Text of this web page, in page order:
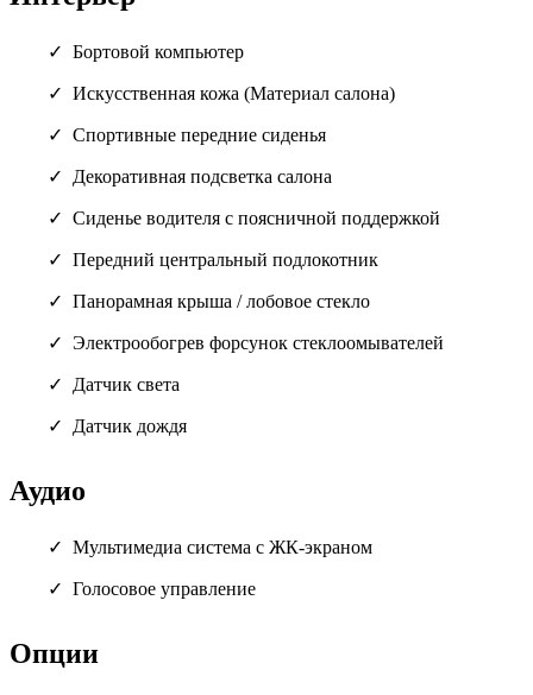
Бортовой компьютер
Искусственная кожа (Материал салона)
Спортивные передние сиденья
Декоративная подсветка салона
Сиденье водителя с поясничной поддержкой
Передний центральный подлокотник
Панорамная крыша / лобовое стекло
Электрообогрев форсунок стеклоомывателей
Датчик света
Датчик дождя
Аудио
Мультимедиа система с ЖК-экраном
Голосовое управление
Опции